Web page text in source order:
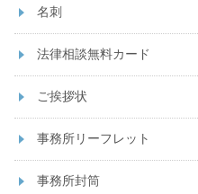
名刺
法律相談無料カード
ご挨拶状
事務所リーフレット
事務所封筒